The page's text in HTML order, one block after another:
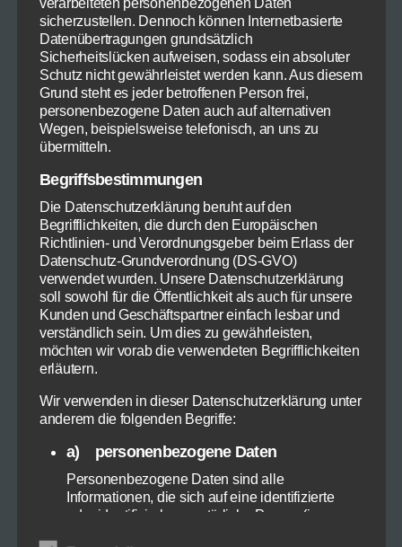
für ein paar Minuten unter den Grill
Das Ergebnis ist ein herrlich leichtes Gratin, das
mit dem kulinarischen Briefbeschwerern
unserer Studententage wenig zu tun hat. Ich
serviere es oft als eigenständigen Gang.
Steinpilze (Vorspeise)
Gebackene Steinpilze – © Thomas Michael Glaw
sicherzustellen. Dennoch können Internetbasierte
Datenübertragungen grundsätzlich
Sicherheitslücken aufweisen, sodass ein absoluter
Schutz nicht gewährleistet werden kann. Aus diesem
Grund steht es jeder betroffenen Person frei,
personenbezogene Daten auch auf alternativen
Wegen, beispielsweise telefonisch, an uns zu
übermitteln.
Begriffsbestimmungen
Die Datenschutzerklärung beruht auf den
Begrifflichkeiten, die durch den Europäischen
Richtlinien- und Verordnungsgeber beim Erlass der
Datenschutz-Grundverordnung (DS-GVO)
verwendet wurden. Unsere Datenschutzerklärung
soll sowohl für die Öffentlichkeit als auch für unsere
Kunden und Geschäftspartner einfach lesbar und
verständlich sein. Um dies zu gewährleisten,
möchten wir vorab die verwendeten Begrifflichkeiten
erläutern.
Wir verwenden in dieser Datenschutzerklärung unter
anderem die folgenden Begriffe:
a) personenbezogene Daten
Personenbezogene Daten sind alle
Informationen, die sich auf eine identifizierte
oder identifizierbare natürliche Person (im